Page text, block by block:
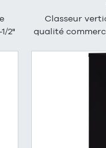
2"
Classeur
qualité